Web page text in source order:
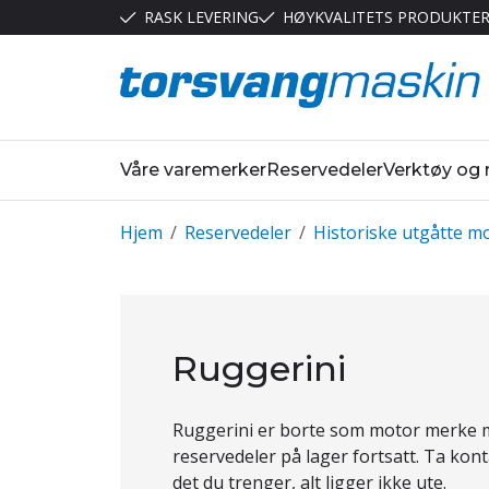
RASK LEVERING HØYKVALITETS PRODUKTER
Våre varemerkerReservedelerVerktøy og
/
Hjem /
Reservedeler Historiske utgåtte
Ruggerini
Ruggerini er borte som motor merke
reservedeler på lager fortsatt. Ta
det du trenger, alt ligger ikke ute.